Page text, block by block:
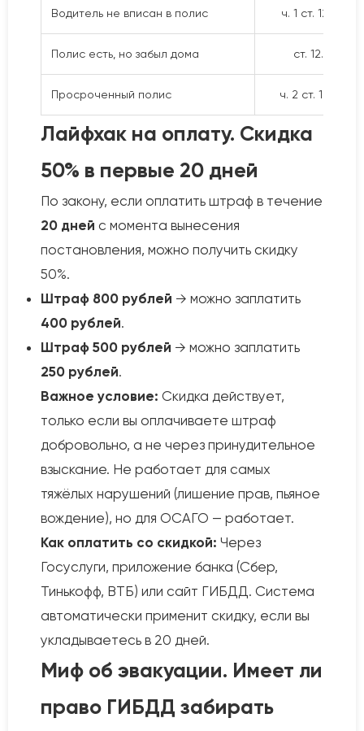
Водитель не вписан в полис ч. 1 ст. 12.37
Полис есть, но забыл дома ст. 12.3
Просроченный полис ч. 2 ст. 12.37
Лайфхак на оплату. Скидка
50% в первые 20 дней
По закону, если оплатить штраф в течение
20 дней с момента вынесения
постановления, можно получить скидку
50%.
Штраф 800 рублей → можно заплатить
400 рублей.
Штраф 500 рублей → можно заплатить
250 рублей.
Важное условие: Скидка действует,
только если вы оплачиваете штраф
добровольно, а не через принудительное
взыскание. Не работает для самых
тяжёлых нарушений (лишение прав, пьяное
вождение), но для ОСАГО — работает.
Как оплатить со скидкой: Через
Госуслуги, приложение банка (Сбер,
Тинькофф, ВТБ) или сайт ГИБДД. Система
автоматически применит скидку, если вы
укладываетесь в 20 дней.
Миф об эвакуации. Имеет ли
право ГИБДД забирать